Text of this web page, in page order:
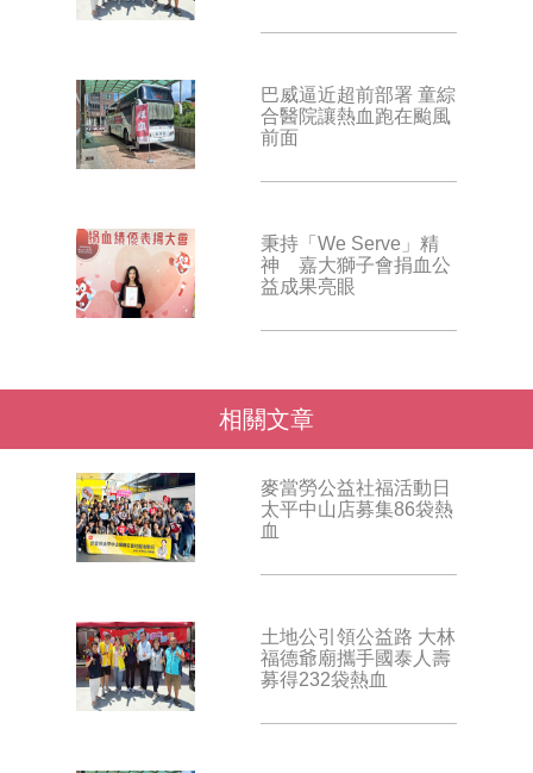
巴威逼近超前部署 童綜
合醫院讓熱血跑在颱風
前面
秉持「We Serve」精
神 嘉大獅子會捐血公
益成果亮眼
相關文章
麥當勞公益社福活動日
太平中山店募集86袋熱
血
土地公引領公益路 大林
福德爺廟攜手國泰人壽
募得232袋熱血